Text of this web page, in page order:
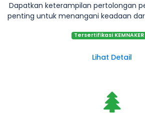
Dapatkan keterampilan pertolongan
penting untuk menangani keadaan
Tersertifikasi KEMNAKER
Lihat Detail